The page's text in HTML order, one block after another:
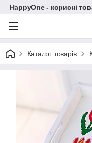
HappyOne - корисні
Каталог товарів